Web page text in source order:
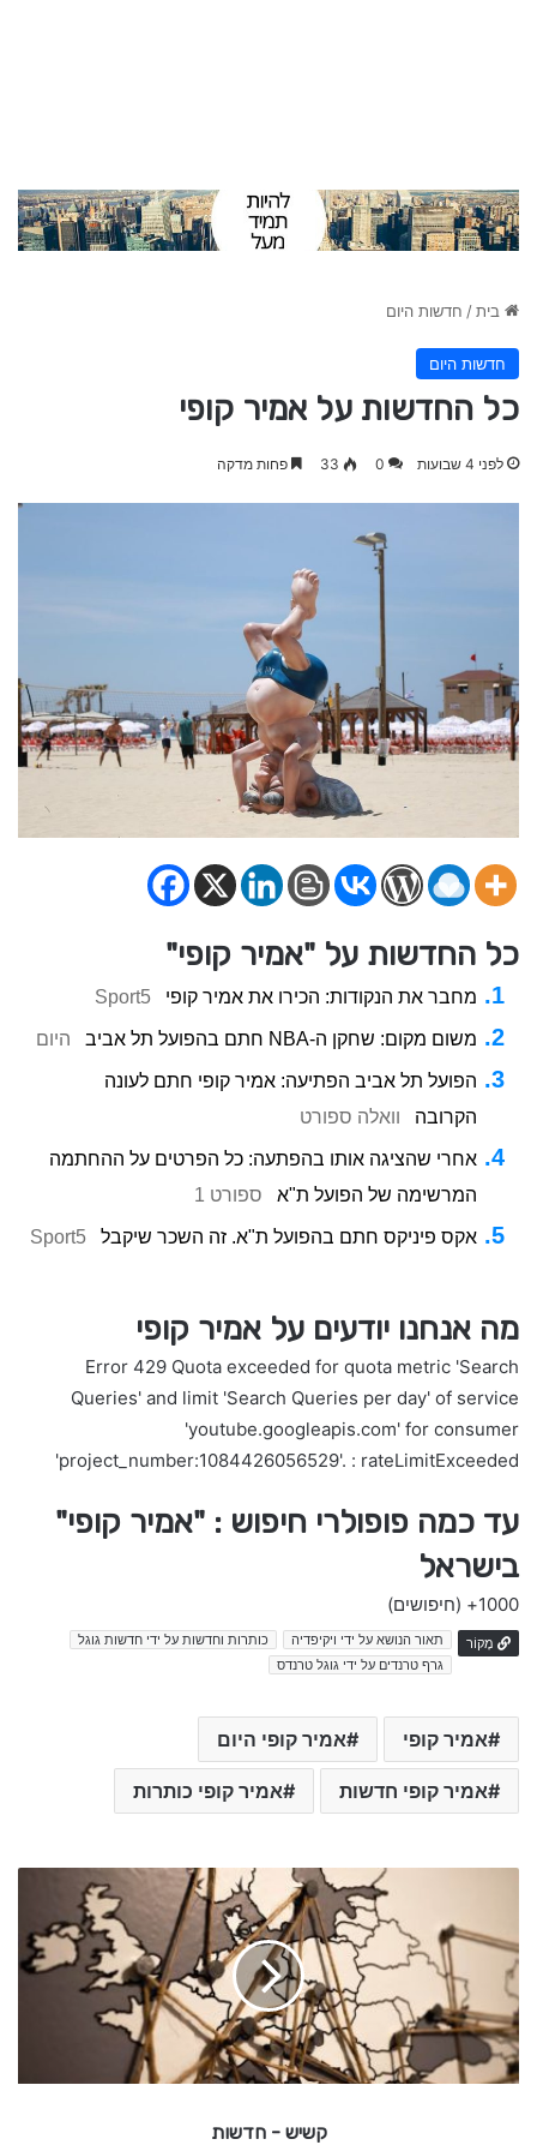
בית/ חדשות היום
חדשות היום
כל החדשות על אמיר קופי
לפני 4 שבועות 0
33 פחות מדקה
כל החדשות על "אמיר קופי"
מחבר את הנקודות: הכירו את אמיר קופי Sport5
משום מקום: שחקן ה-NBA חתם בהפועל תל אביב היום
הפועל תל אביב הפתיעה: אמיר קופי חתם לעונה
הקרובה
וואלה ספורט
אחרי שהציגה אותו בהפתעה: כל הפרטים על ההחתמה
המרשימה של הפועל ת"א
ספורט 1
אקס פיניקס חתם בהפועל ת"א. זה השכר שיקבל Sport5
מה אנחנו יודעים על אמיר קופי
Error 429 Quota exceeded for quota metric 'Search
Queries' and limit 'Search Queries per day' of service
'youtube.googleapis.com' for consumer
'project_number:1084426056529'. : rateLimitExceeded
עד כמה פופולרי חיפוש : "אמיר קופי"
בישראל
1000+ (חיפושים)
מָקוֹר תאור הנושא על ידי ויקיפדיה
כותרות וחדשות על ידי חדשות גוגל
גרף טרנדים על ידי גוגל טרנדס
אמיר קופי אמיר קופי היום
אמיר קופי חדשות אמיר קופי כותרות
ש
-
ח
ד
קשיש - חדשות